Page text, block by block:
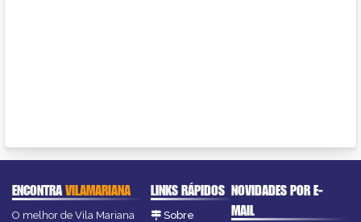
ENCONTRAVILAMARIANA
O melhor de Vila Mariana
LINKS RÁPIDOS
Sobre
NOVIDADES POR E-
MAIL